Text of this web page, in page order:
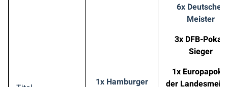
1x Hamburger
6x Deutscher
Meister
3x DFB-Pokal-
Sieger
1x
der